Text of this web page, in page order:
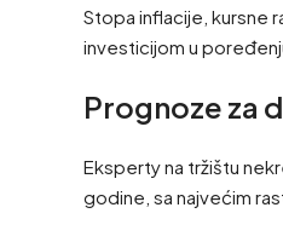
Stopa inflacije, kursne
investicijom u
Prognoze za
Eksperty na tržištu
godine, sa najvećim